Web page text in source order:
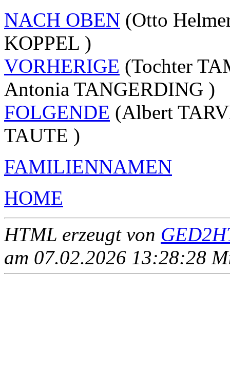
NACH OBEN (Otto
KOPPEL )
VORHERIGE (Tochter
Antonia TANGERDING )
FOLGENDE (Albert
TAUTE )
FAMILIENNAMEN
HOME
HTML erzeugt von
am 07.02.2026 13:28:28